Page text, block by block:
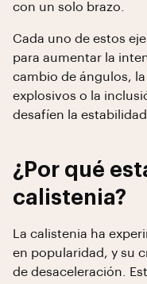
con un solo brazo.
Cada uno de estos
para aumentar la
cambio de ángulos,
explosivos o la
desafíen la
¿Por qué
calistenia?
La calistenia ha
en popularidad, y su
de desaceleración.